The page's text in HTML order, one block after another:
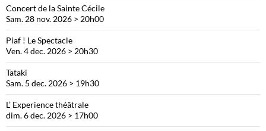
Concert de la Sainte Cécile
Sam. 28 nov. 2026 > 20h00
Piaf ! Le Spectacle
Ven. 4 dec. 2026 > 20h30
Tataki
Sam. 5 dec. 2026 > 19h30
L’ Experience théâtrale
dim. 6 dec. 2026 > 17h00